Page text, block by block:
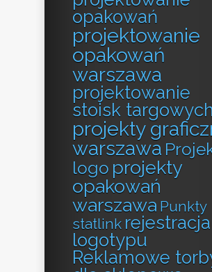
opakowań
projektowanie
opakowań
warszawa
projektowanie
stoisk targowych
projekty
warszawa
logo projekty
opakowań
warszawa Punkty
statlink rejestracja
logotypu
Reklamowe